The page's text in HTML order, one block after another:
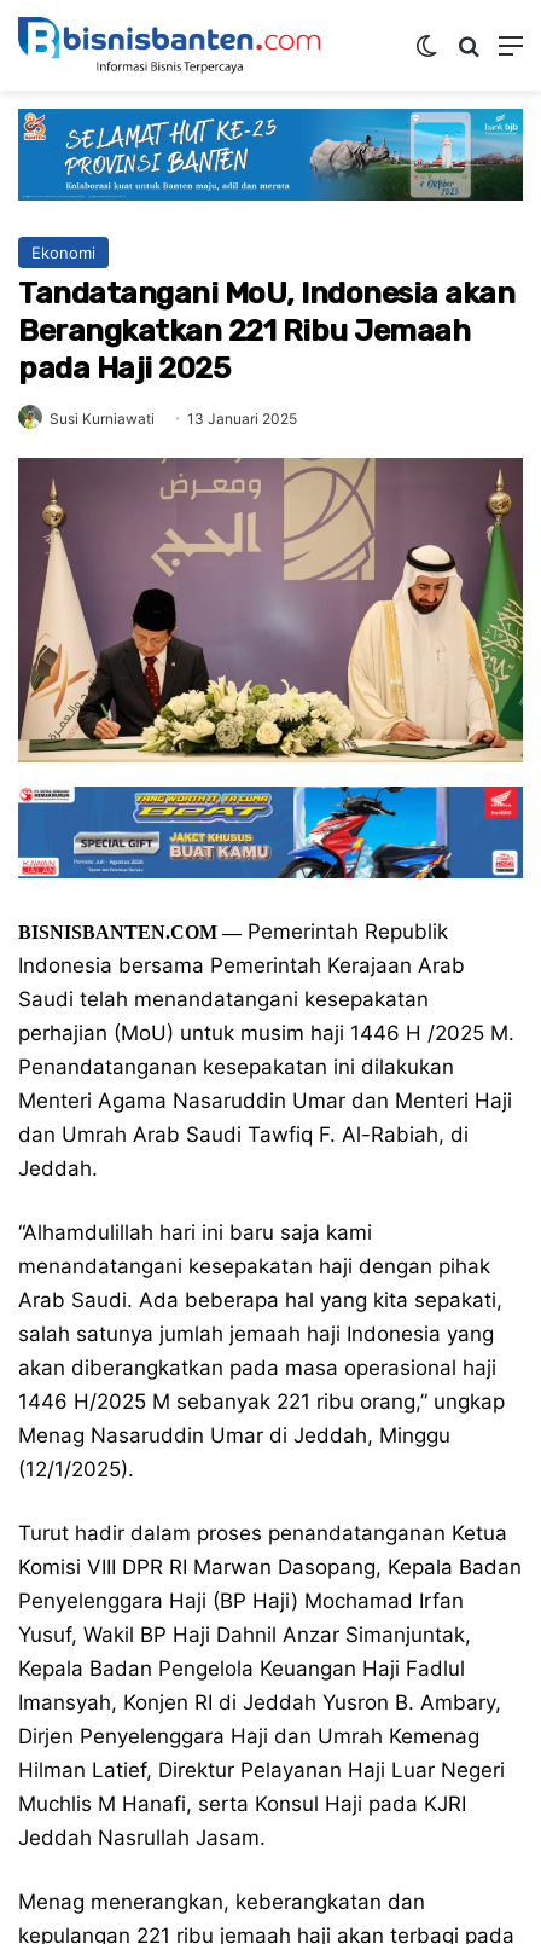
Switch skin
Ekonomi
Tandatangani MoU, Indonesia akan
Berangkatkan 221 Ribu Jemaah
pada Haji 2025
Susi Kurniawati 13 Januari 2025
BISNISBANTEN.COM—Pemerintah Republik
Indonesia bersama Pemerintah Kerajaan Arab
Saudi telah menandatangani kesepakatan
perhajian (MoU) untuk musim haji 1446 H /2025 M.
Penandatanganan kesepakatan ini dilakukan
Menteri Agama Nasaruddin Umar dan Menteri Haji
dan Umrah Arab Saudi Tawfiq F. Al-Rabiah, di
Jeddah.
“Alhamdulillah hari ini baru saja kami
menandatangani kesepakatan haji dengan pihak
Arab Saudi. Ada beberapa hal yang kita sepakati,
salah satunya jumlah jemaah haji Indonesia yang
akan diberangkatkan pada masa operasional haji
1446 H/2025 M sebanyak 221 ribu orang,” ungkap
Menag Nasaruddin Umar di Jeddah, Minggu
(12/1/2025).
Turut hadir dalam proses penandatanganan Ketua
Komisi VIII DPR RI Marwan Dasopang, Kepala Badan
Penyelenggara Haji (BP Haji) Mochamad Irfan
Yusuf, Wakil BP Haji Dahnil Anzar Simanjuntak,
Kepala Badan Pengelola Keuangan Haji Fadlul
Imansyah, Konjen RI di Jeddah Yusron B. Ambary,
Dirjen Penyelenggara Haji dan Umrah Kemenag
Hilman Latief, Direktur Pelayanan Haji Luar Negeri
Muchlis M Hanafi, serta Konsul Haji pada KJRI
Jeddah Nasrullah Jasam.
Menag menerangkan, keberangkatan dan
kepulangan 221 ribu jemaah haji akan terbagi pada